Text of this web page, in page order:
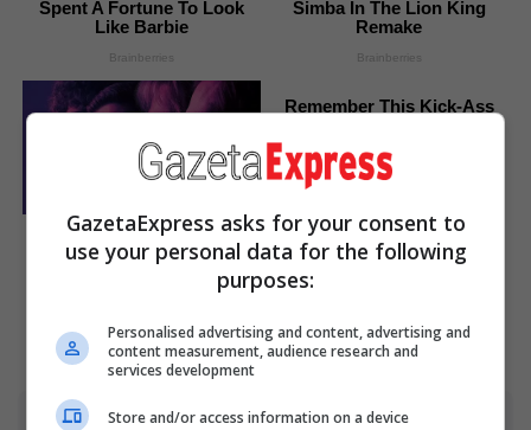
Spent A Fortune To Look
Like Barbie
Brainberries
Simba In The Lion King
Remake
Brainberries
8 Movies Based On Real
Stories That Give Us
Shivers
Remember This Kick-Ass
Brainberries
Advertisement
GazetaExpress asks for your consent to
use your personal data for the following
purposes:
Personalised advertising and content, advertising and
content measurement, audience research and
services development
Store and/or access information on a device